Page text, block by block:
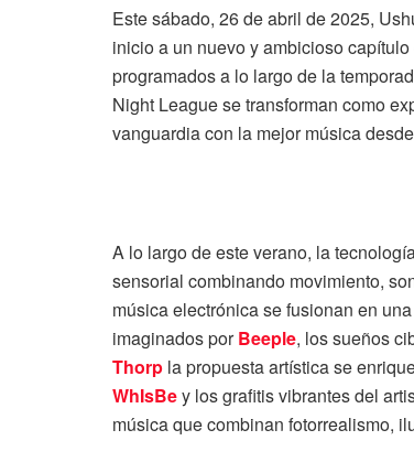
Este sábado, 26 de abril de 2025,
inicio a un nuevo y ambicioso
programados a lo largo de la
Night League se transforman como
vanguardia con la mejor música
A lo largo de este verano, la
sensorial combinando movimiento,
música electrónica se fusionan en
imaginados porBeeple, los sueños
Thorp la propuesta artística se
WhIsBey los grafitis vibrantes del
música que combinan fotorrealismo,